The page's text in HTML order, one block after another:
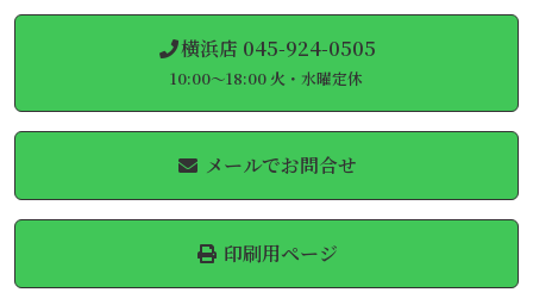
横浜店 045-924-0505
10:00～18:00 火・水曜定休
メールでお問合せ
印刷用ページ